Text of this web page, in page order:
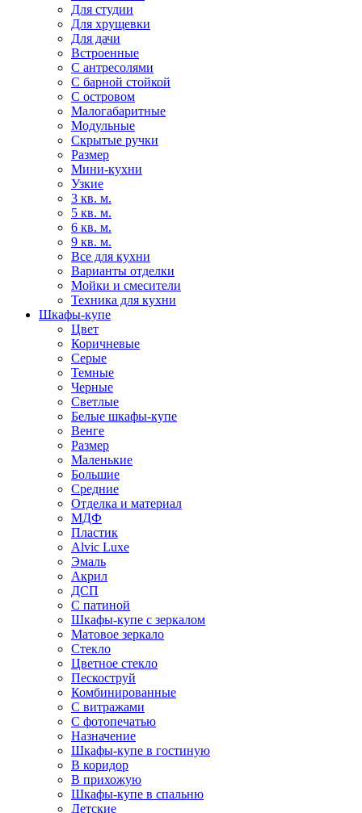
Для студии
Для хрущевки
Для дачи
Встроенные
С антресолями
С барной стойкой
С островом
Малогабаритные
Модульные
Скрытые ручки
Размер
Мини-кухни
Узкие
3 кв. м.
5 кв. м.
6 кв. м.
9 кв. м.
Все для кухни
Варианты отделки
Мойки и смесители
Техника для кухни
Шкафы-купе
Цвет
Коричневые
Серые
Темные
Черные
Светлые
Белые шкафы-купе
Венге
Размер
Маленькие
Большие
Средние
Отделка и материал
МДФ
Пластик
Alvic Luxe
Эмаль
Акрил
ДСП
С патиной
Шкафы-купе с зеркалом
Матовое зеркало
Стекло
Цветное стекло
Пескоструй
Комбинированные
С витражами
С фотопечатью
Назначение
Шкафы-купе в гостиную
В коридор
В прихожую
Шкафы-купе в спальню
Детские